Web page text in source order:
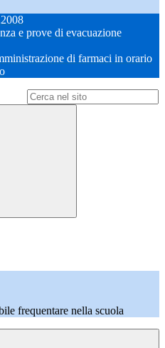
e prove di evacuazione
di farmaci in orario
frequentare nella scuola